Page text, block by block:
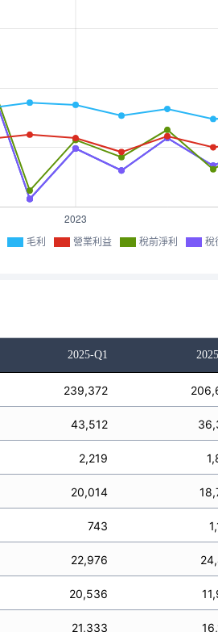
毛利 營業利益 稅前淨利 稅
2025-Q1
239,372
43,512
2,219
20,014
743
22,976
20,536
21,333